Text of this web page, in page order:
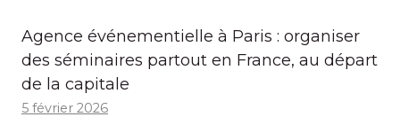
Agence événementielle à Paris : organiser
des séminaires partout en France, au départ
de la capitale
5 février 2026